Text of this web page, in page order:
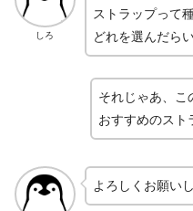
しろ
ストラップって
どれを選んだら
それじゃあ、こ
おすすめのスト
よろしくお願いし